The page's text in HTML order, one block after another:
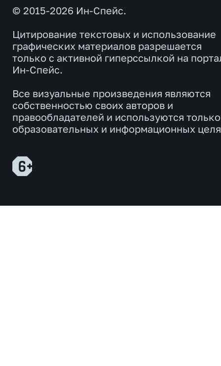
© 2015-2026 Ин-Спейс.
Цитирование текстовых и использование
графических материалов разрешается
только с активной гиперссылкой на
Ин-Спейс.
Все визуальные произведения являются
собственностью своих авторов и
правообладателей и используются
образовательных и информационных